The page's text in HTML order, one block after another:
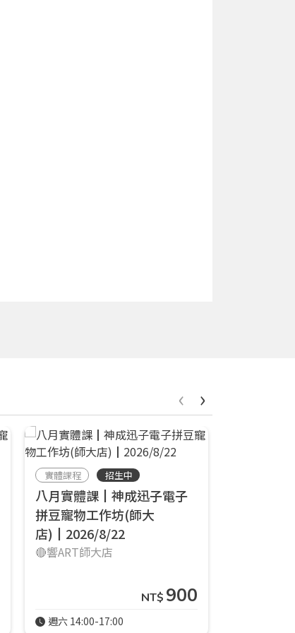
實體課程 招生中
八月實體課┃神成迅子電子
拼豆寵物工作坊(師大
店)┃2026/8/22
🔴響ART師大店
NT$ 900
週六 14:00-17:00
‹ ›